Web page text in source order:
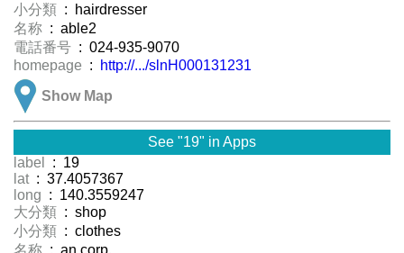
小分類 : hairdresser
名称 : able2
電話番号 : 024-935-9070
homepage :
http://.../slnH000131231
Show Map
See "19" in Apps
label
: 19
lat : 37.4057367
long : 140.3559247
大分類 : shop
小分類 : clothes